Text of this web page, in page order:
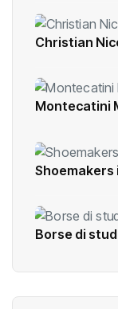
Christian
Montecatini
Shoemakers
Borse di